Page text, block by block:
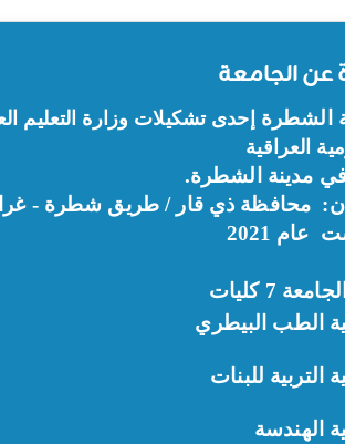
عن الجامعة
الشطرة إحدى تشكيلات وزارة التعليم
العراقية
مدينة الشطرة.
محافظة ذي قار / طريق شطرة -
2021
7 كليات
الطب البيطري
التربية للبنات
الهندسة